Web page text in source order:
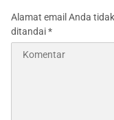
Alamat email Anda
ditandai*